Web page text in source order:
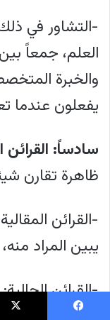
-التشاور في ذلك
العلم، جمعاً
والخبرة
يفعلون عندما
سادساً:
ظاهرة تقارن
-القرائن
يبين المراد
-القرائن